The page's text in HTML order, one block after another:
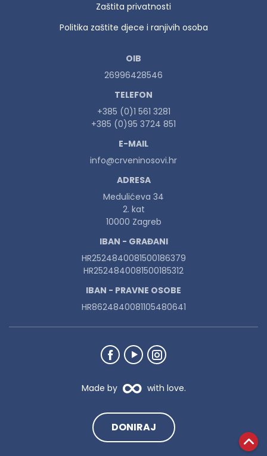
Zaštita privatnosti
Politika zaštite djece i ranjivih osoba
OIB
26996428546
TELEFON
+385 (0)1 561 3281
+385 (0)95 3724 851
E-MAIL
info@crveninosovi.hr
ADRESA
Medulićeva 34
2. kat
10000 Zagreb
IBAN - GRAĐANI
HR2524840081500186379
HR2524840081500185312
IBAN - PRAVNE OSOBE
HR8624840081105480641
Made by with love.
DONIRAJ